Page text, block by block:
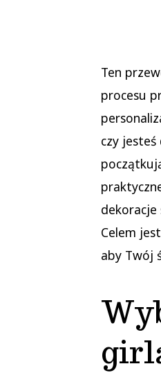
Ten
procesu
czy
Celem
aby Twój